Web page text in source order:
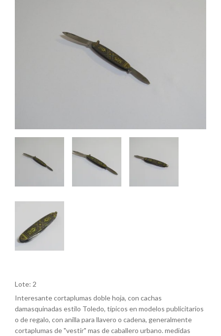
Lote: 2
Interesante cortaplumas doble hoja, con cachas
damasquinadas estilo Toledo, típicos en modelos publicitarios
o de regalo, con anilla para llavero o cadena, generalmente
cortaplumas de "vestir" mas de caballero urbano. medidas